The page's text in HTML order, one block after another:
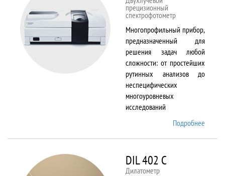
прецизионный
спектрофотометр
Многопрофильный прибор,
предназначенный для
решения задач любой
сложности: от простейших
рутинных анализов до
неспецифических
многоуровневых
исследований
Подробнее
DIL 402 C
Дилатометр